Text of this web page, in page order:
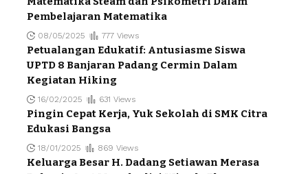
Pembelajaran Matematika
08/05/2025 777 Views
Petualangan Edukatif: Antusiasme Siswa
UPTD 8 Banjaran Padang Cermin Dalam
Kegiatan Hiking
16/02/2025 631 Views
Pingin Cepat Kerja, Yuk Sekolah di SMK Citra
Edukasi Bangsa
18/01/2025 869 Views
Keluarga Besar H. Dadang Setiawan Merasa